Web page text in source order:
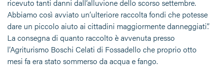
ricevuto tanti danni dall’alluvione dello scorso settembre.
Abbiamo così avviato un’ulteriore raccolta fondi che potesse
dare un piccolo aiuto ai cittadini maggiormente danneggiati”.
La consegna di quanto raccolto è avvenuta presso
l’Agriturismo Boschi Celati di Fossadello che proprio otto
mesi fa era stato sommerso da acqua e fango.